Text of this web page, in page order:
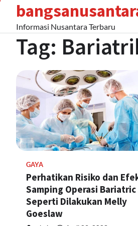
contentInformasi Nusantara Terbaru
Tag:
GAYA
Perhatikan Risiko dan
Samping Operasi Bariatric
Seperti Dilakukan Melly
Goeslaw